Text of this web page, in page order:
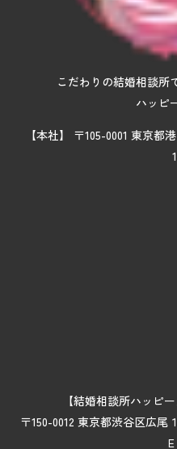
こだわりの結婚相談所
ハッピ
【本社】 〒105-0001 東京
【結婚相談所ハッピ
〒150-0012 東京都渋谷区広尾